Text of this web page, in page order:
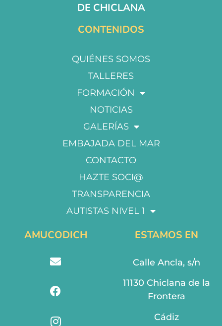
DE CHICLANA
CONTENIDOS
QUIÉNES SOMOS
TALLERES
FORMACIÓN
NOTICIAS
GALERÍAS
EMBAJADA DEL MAR
CONTACTO
HAZTE SOCI@
TRANSPARENCIA
AUTISTAS NIVEL 1
AMUCODICH ESTAMOS EN
Calle Ancla, s/n
11130 Chiclana de la
Frontera
Cádiz